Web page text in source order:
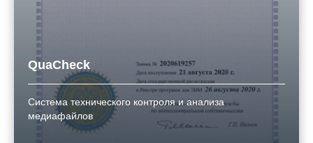
QuaCheck
Система технического контроля и анализа
медиафайлов